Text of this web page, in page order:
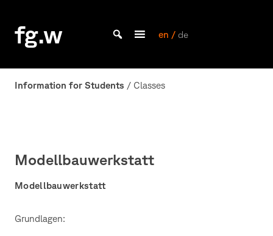
content
fg.w
Bachelor Kommunikationsdesign und Master Design & Information studieren
en / de
Information for Students / Classes
Modellbauwerkstatt
Modellbauwerkstatt
Grundlagen: